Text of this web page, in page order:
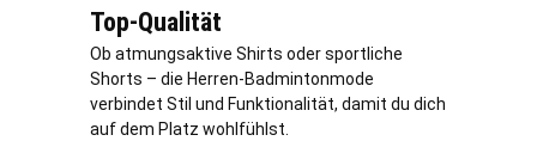
Top-Qualität
Ob atmungsaktive Shirts oder sportliche
Shorts – die Herren-Badmintonmode
verbindet Stil und Funktionalität, damit du dich
auf dem Platz wohlfühlst.